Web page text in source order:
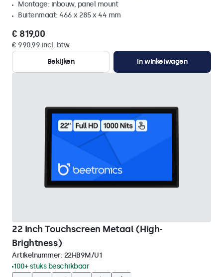
Montage: inbouw, panel mount
Buitenmaat: 466 x 285 x 44 mm
€ 819,00
€ 990,99 incl. btw
Bekijken
In winkelwagen
22 Inch Touchscreen Metaal (High-
Brightness)
Artikelnummer: 22HB9M/U1
100+ stuks beschikbaar